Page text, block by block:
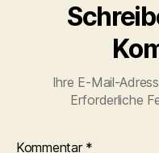
Ihre E-Mail-
Erforderliche
Kommentar *